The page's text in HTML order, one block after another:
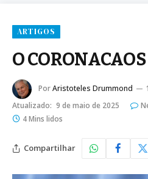
ARTIGOS
O
PorAristoteles Drummond
Atualizado: 9 de maio de 2025
4 Mins lidos
Compartilhar